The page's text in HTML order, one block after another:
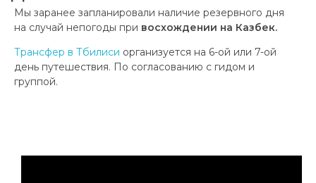
Мы заранее запланировали наличие резервного дня
на случай непогоды при восхождении на Казбек.
Трансфер в Тбилиси организуется на 6-ой или 7-ой
день путешествия. По согласованию с гидом и
группой.